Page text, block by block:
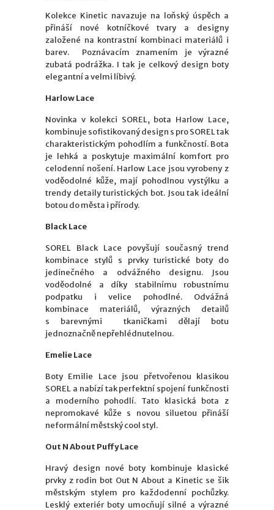
Kolekce Kinetic navazuje na loňský úspěch a
přináší nové kotníčkové tvary a designy
založené na kontrastní kombinaci materiálů i
barev. Poznávacím znamením je výrazné
zubatá podrážka. I tak je celkový design boty
elegantní a velmi líbivý.
Harlow Lace
Novinka v kolekci SOREL, bota Harlow Lace,
kombinuje sofistikovaný design s pro SOREL tak
charakteristickým pohodlím a funkčností. Bota
je lehká a poskytuje maximální komfort pro
celodenní nošení. Harlow Lace jsou vyrobeny z
voděodolné kůže, mají pohodlnou vystýlku a
trendy detaily turistických bot. Jsou tak ideální
botou do města i přírody.
Black Lace
SOREL Black Lace povyšují současný trend
kombinace stylů s prvky turistické boty do
jedinečného a odvážného designu. Jsou
voděodolné a díky stabilnímu robustnímu
podpatku i velice pohodlné. Odvážná
kombinace materiálů, výrazných detailů
s barevnými tkaničkami dělají botu
jednoznačně nepřehlédnutelnou.
Emelie Lace
Boty Emilie Lace jsou přetvořenou klasikou
SOREL a nabízí tak perfektní spojení funkčnosti
a moderního pohodlí. Tato klasická bota z
nepromokavé kůže s novou siluetou přináší
neformální městský cool styl.
Out N About Puffy Lace
Hravý design nové boty kombinuje klasické
prvky z rodin bot Out N About a Kinetic se šik
městským stylem pro každodenní pochůzky.
Lesklý exteriér boty umocňují silné a výrazné